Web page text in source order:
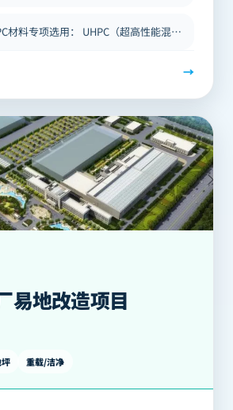
UHPC材料专项选用： UHPC（超高性能混凝土）的核心性能参数远超普通混凝土：抗压强度达120MPa以上，抗弯强度…
→
易地改造项目
重载/洁净